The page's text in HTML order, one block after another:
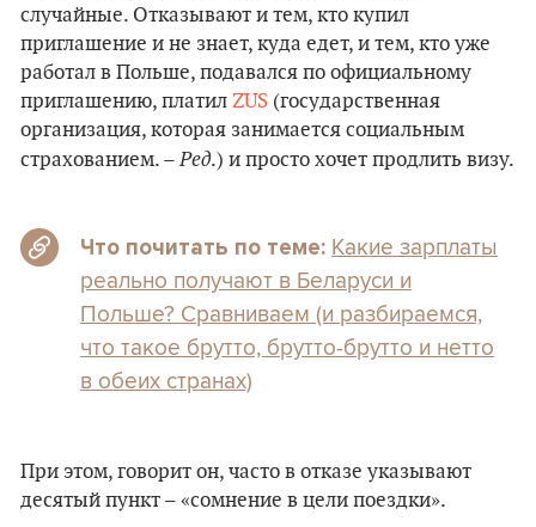
случайные. Отказывают и тем, кто купил
приглашение и не знает, куда едет, и тем, кто уже
работал в Польше, подавался по официальному
приглашению, платил ZUS (государственная
организация, которая занимается социальным
страхованием. –Ред.) и просто хочет продлить визу.
Что почитать по теме: Какие зарплаты
реально получают в Беларуси и
Польше? Сравниваем (и разбираемся,
что такое брутто, брутто-брутто и нетто
в обеих странах)
При этом, говорит он, часто в отказе указывают
десятый пункт – «сомнение в цели поездки».